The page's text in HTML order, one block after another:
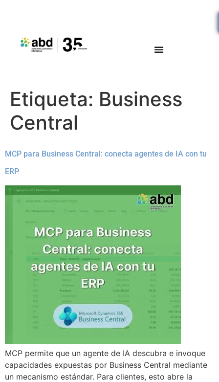
Etiqueta: Business
Central
MCP para Business Central: conecta agentes de IA con tu
ERP
MCP permite que un agente de IA descubra e invoque
capacidades expuestas por Business Central mediante
un mecanismo estándar. Para clientes, esto abre la